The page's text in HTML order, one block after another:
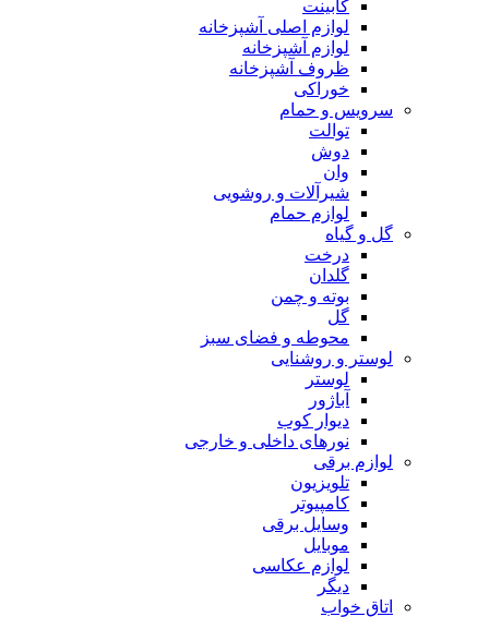
کابینت
لوازم اصلی آشپزخانه
لوازم آشپزخانه
ظروف آشپزخانه
خوراکی
سرویس و حمام
توالت
دوش
وان
شیرآلات و روشویی
لوازم حمام
گل و گیاه
درخت
گلدان
بوته و چمن
گل
محوطه و فضای سبز
لوستر و روشنایی
لوستر
آباژور
دیوار کوب
نورهای داخلی و خارجی
لوازم برقی
تلویزیون
کامپیوتر
وسایل برقی
موبایل
لوازم عکاسی
دیگر
اتاق خواب